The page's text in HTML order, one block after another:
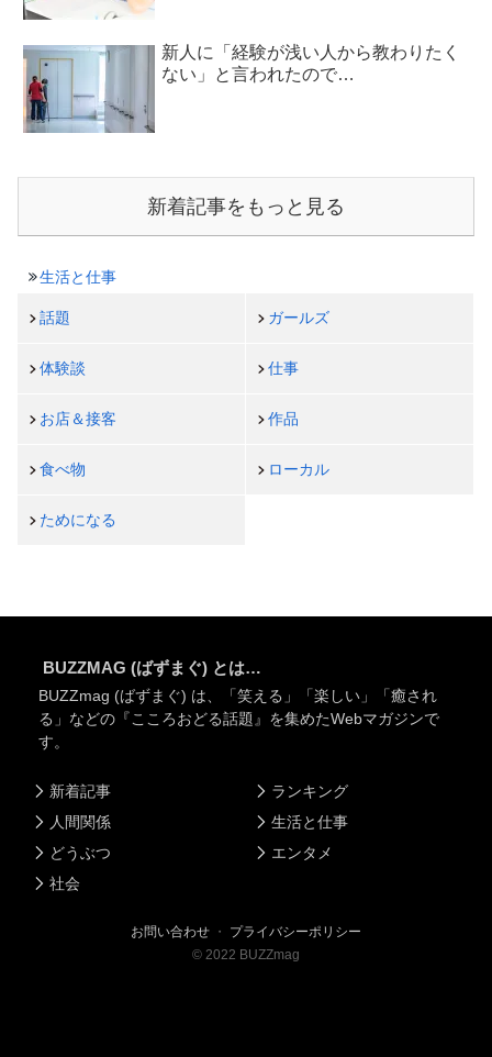
新人に「経験が浅い人から教わりたく
ない」と言われたので…
新着記事をもっと見る
生活と仕事
話題 ガールズ
体験談 仕事
お店＆接客 作品
食べ物 ローカル
ためになる
BUZZMAG (ばずまぐ) とは…
BUZZmag (ばずまぐ) は、「笑える」「楽しい」「癒され
る」などの『こころおどる話題』を集めたWebマガジンで
す。
新着記事
人間関係
どうぶつ
社会
ランキング
生活と仕事
エンタメ
お問い合わせ ・ プライバシーポリシー
© 2022 BUZZmag